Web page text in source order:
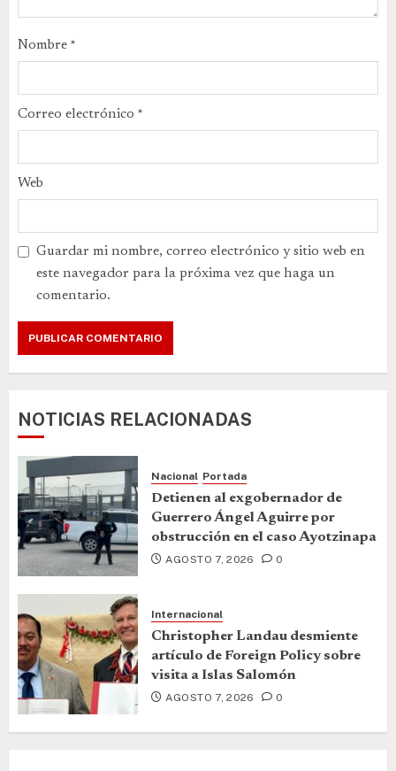
Nombre *
Correo electrónico *
Web
Guardar mi nombre, correo electrónico y sitio web en
este navegador para la próxima vez que haga un
comentario.
NOTICIAS RELACIONADAS
Nacional Portada
Detienen al exgobernador de
Guerrero Ángel Aguirre por
obstrucción en el caso Ayotzinapa
AGOSTO 7, 2026 0
Internacional
Christopher Landau desmiente
artículo de Foreign Policy sobre
visita a Islas Salomón
AGOSTO 7, 2026 0